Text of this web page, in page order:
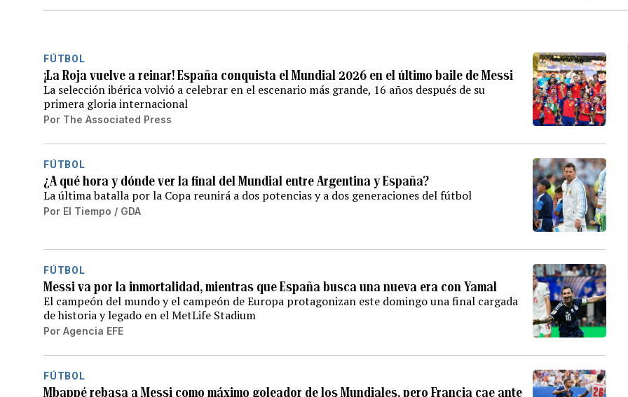
FÚTBOL
¡La Roja vuelve a reinar! España conquista el Mundial 2026 en el último baile de Messi
La selección ibérica volvió a celebrar en el escenario más grande, 16 años después de su
primera gloria internacional
Por The Associated Press
FÚTBOL
¿A qué hora y dónde ver la final del Mundial entre Argentina y España?
La última batalla por la Copa reunirá a dos potencias y a dos generaciones del fútbol
Por El Tiempo / GDA
FÚTBOL
Messi va por la inmortalidad, mientras que España busca una nueva era con Yamal
El campeón del mundo y el campeón de Europa protagonizan este domingo una final cargada
de historia y legado en el MetLife Stadium
Por Agencia EFE
FÚTBOL
Mbappé rebasa a Messi como máximo goleador de los Mundiales, pero Francia cae ante